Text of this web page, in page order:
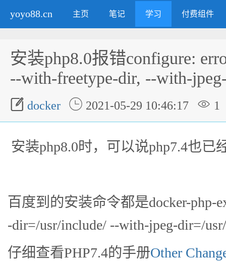
yoyo88.cn 主页 笔记 学习 付费组件
安装php8.0报错configure:
--with-freetype-dir, --with-
 docker  2021-05-29 10:46:17  1
安装php8.0时，可以说php7.4也已
百度到的安装命令都是docker-php-
-dir=/usr/include/ --with-jpeg-dir=/
仔细查看PHP7.4的手册Other